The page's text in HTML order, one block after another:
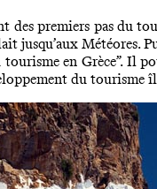
premiers pas du
jusqu’aux Météores.
en Grèce”. Il
du tourisme